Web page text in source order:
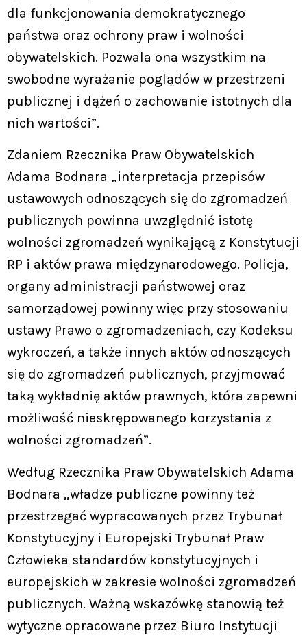
dla funkcjonowania demokratycznego
państwa oraz ochrony praw i wolności
obywatelskich. Pozwala ona wszystkim na
swobodne wyrażanie poglądów w przestrzeni
publicznej i dążeń o zachowanie istotnych dla
nich wartości”.
Zdaniem Rzecznika Praw Obywatelskich
Adama Bodnara „interpretacja przepisów
ustawowych odnoszących się do zgromadzeń
publicznych powinna uwzględnić istotę
wolności zgromadzeń wynikającą z Konstytucji
RP i aktów prawa międzynarodowego. Policja,
organy administracji państwowej oraz
samorządowej powinny więc przy stosowaniu
ustawy Prawo o zgromadzeniach, czy Kodeksu
wykroczeń, a także innych aktów odnoszących
się do zgromadzeń publicznych, przyjmować
taką wykładnię aktów prawnych, która zapewni
możliwość nieskrępowanego korzystania z
wolności zgromadzeń”.
Według Rzecznika Praw Obywatelskich Adama
Bodnara „władze publiczne powinny też
przestrzegać wypracowanych przez Trybunał
Konstytucyjny i Europejski Trybunał Praw
Człowieka standardów konstytucyjnych i
europejskich w zakresie wolności zgromadzeń
publicznych. Ważną wskazówkę stanowią też
wytyczne opracowane przez Biuro Instytucji